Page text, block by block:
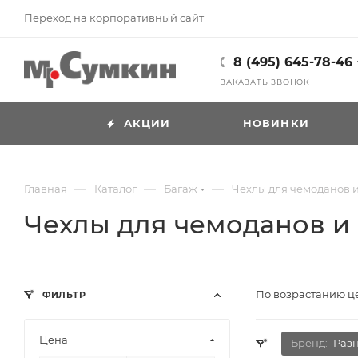
Переход на корпоративный сайт
8 (495) 645-78-46
ЗАКАЗАТЬ ЗВОНОК
АКЦИИ НОВИНКИ
Главная — Каталог — Багаж — Чехлы для чемоданов
Чехлы для чемоданов и
По возрастанию
Бренд:
ФИЛЬТР
Цена